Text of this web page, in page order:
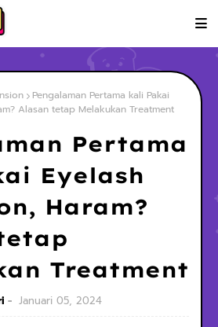
Pengalaman Pertama kali Pakai
Alasan tetap Melakukan Treatment
Pertama
Eyelash
Haram?
Treatment
Januari 05, 2024